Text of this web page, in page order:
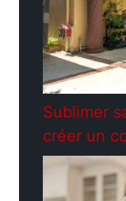
Sublimer
créer un